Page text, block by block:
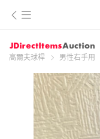
高爾夫球桿
男性右手用